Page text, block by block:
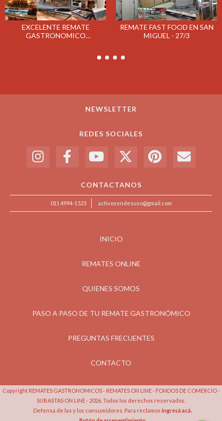
EXCELENTE REMATE
GASTRONOMICO
REMATE FAST FOOD EN SAN
MIGUEL - 27/3
NEWSLETTER
REDES SOCIALES
CONTACTANOS
011 4994-1523 activosendesuso@gmail.com
INICIO
REMATES ONLINE
QUIENES SOMOS
PASO A PASO DE TU REMATE GASTRONÓMICO
PREGUNTAS FRECUENTES
CONTACTO
Copyright REMATES GASTRONOMICOS - REMATES ON LINE - FONDOS DE COMERCIO -
SUBASTAS ON LINE - 2026. Todos los derechos reservados.
Defensa de las y los consumidores. Para reclamos ingresá acá.